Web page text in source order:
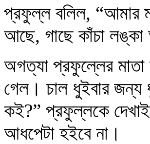
প্রফুল্ল বলিল, “আমার
আছে, গাছে কাঁচা
অগত্যা প্রফুল্লের
গেল। চাল ধুইবার জন্য
কই?” প্রফুল্লকে
আধপেটা হইবে না।